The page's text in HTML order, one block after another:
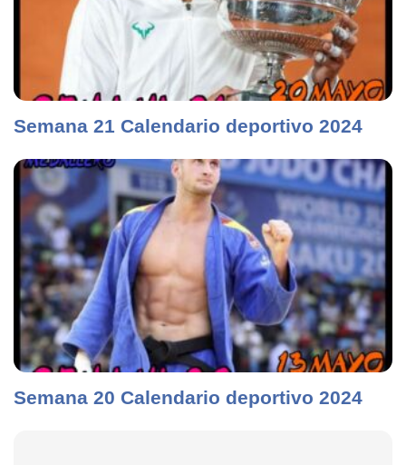
Semana 21 Calendario deportivo 2024
Semana 20 Calendario deportivo 2024